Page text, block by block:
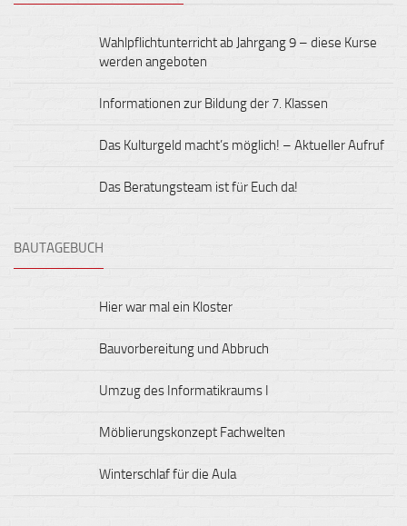
Wahlpflichtunterricht ab Jahrgang 9 – diese Kurse
werden angeboten
Informationen zur Bildung der 7. Klassen
Das Kulturgeld macht’s möglich! – Aktueller Aufruf
Das Beratungsteam ist für Euch da!
BAUTAGEBUCH
Hier war mal ein Kloster
Bauvorbereitung und Abbruch
Umzug des Informatikraums I
Möblierungskonzept Fachwelten
Winterschlaf für die Aula